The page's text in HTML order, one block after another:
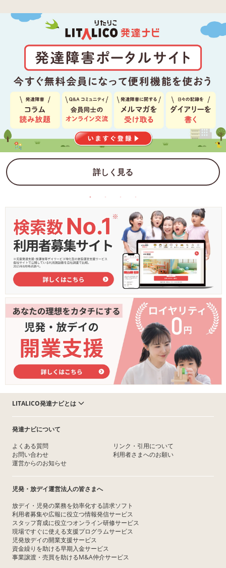
詳しく見る
LITALICO発達ナビとは
発達ナビについて
よくある質問
お問い合わせ
運営からのお知らせ
リンク・引用について
利用者さまへのお願い
児発・放デイ運営法人の皆さまへ
放デイ・児発の業務を効率化する請求ソフト
利用者募集や広報に役立つ情報発信サービス
スタッフ育成に役立つオンライン研修サービス
現場ですぐに使える支援プログラムサービス
児発放デイの開業支援サービス
資金繰りを助ける早期入金サービス
事業譲渡・売買を助けるM&A仲介サービス